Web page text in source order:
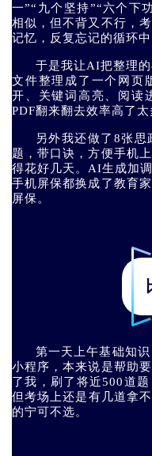
一”“九个坚持”“六个
相似，但不背又不行，
记忆，反复忘记的循环中
于是我让AI把整理
文件整理成了一个网
开、关键词高亮、阅读
PDF翻来翻去效率高了太
另外我还做了8张
题，带口诀，方便手机
得花好几天。AI生成加
手机屏保都换成了教育
屏保。
第一天上午基础知
小程序，本来说是帮助
了我，刷了将近500道
但考场上还是有几道拿
的宁可不选。